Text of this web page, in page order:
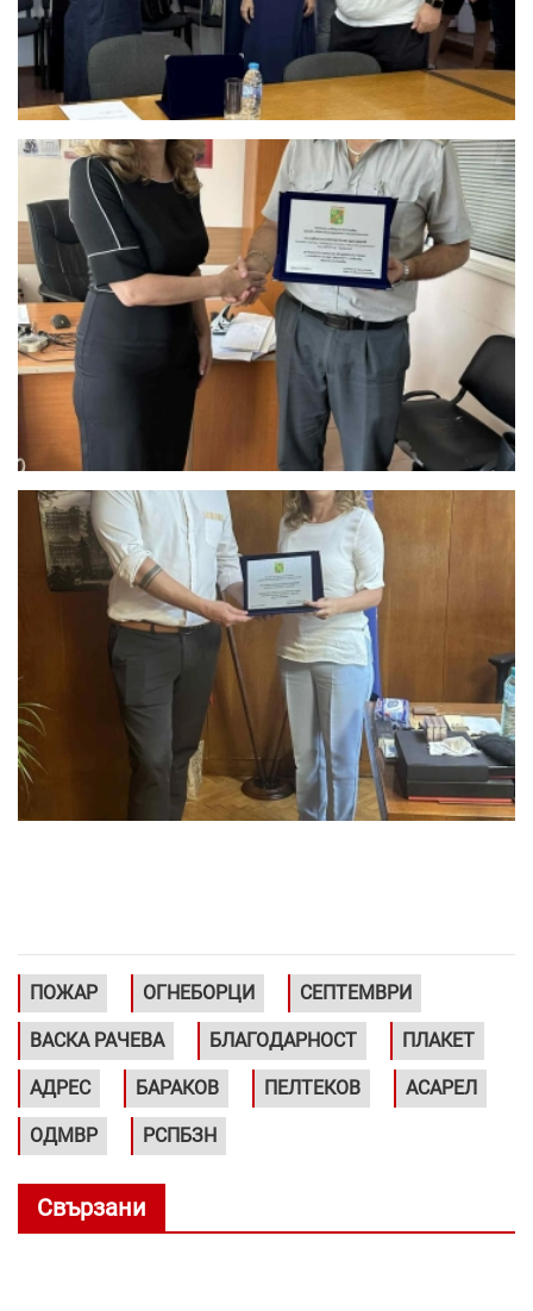
ПОЖАР ОГНЕБОРЦИ СЕПТЕМВРИ
ВАСКА РАЧЕВА БЛАГОДАРНОСТ ПЛАКЕТ
АДРЕС БАРАКОВ ПЕЛТЕКОВ АСАРЕЛ
ОДМВР РСПБЗН
Свързани